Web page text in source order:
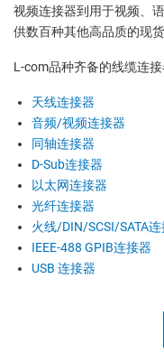
视频连接器到用于视频、
供数百种其他高品质的现货
L-com品种齐备的线缆连接
天线连接器
音频/视频连接器
同轴连接器
D-Sub连接器
以太网连接器
光纤连接器
火线/DIN/SCSI/SATA连
IEEE-488 GPIB连接器
USB 连接器